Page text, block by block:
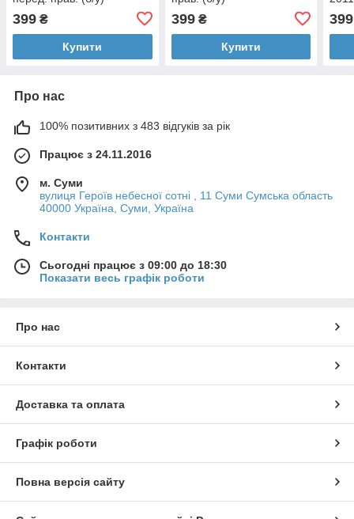
399 ₴
Купити
399₴
Купити
399
Про нас
100% позитивних з 483 відгуків за рік
Працює з 24.11.2016
м. Суми
вулиця Героїв небесної сотні , 11 Суми Сумська область
40000 Україна, Суми, Україна
Контакти
Сьогодні працює з 09:00 до 18:30
Показати весь графік роботи
Про нас
Контакти
Доставка та оплата
Графік роботи
Повна версія сайту